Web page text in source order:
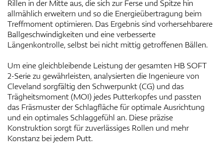
Rillen in der Mitte aus, die sich zur Ferse und Spitze hin
allmählich erweitern und so die Energieübertragung beim
Treffmoment optimieren. Das Ergebnis sind vorhersehbarere
Ballgeschwindigkeiten und eine verbesserte
Längenkontrolle, selbst bei nicht mittig getroffenen Bällen.
Um eine gleichbleibende Leistung der gesamten HB SOFT
2-Serie zu gewährleisten, analysierten die Ingenieure von
Cleveland sorgfältig den Schwerpunkt (CG) und das
Trägheitsmoment (MOI) jedes Putterkopfes und passten
das Fräsmuster der Schlagfläche für optimale Ausrichtung
und ein optimales Schlaggefühl an. Diese präzise
Konstruktion sorgt für zuverlässiges Rollen und mehr
Konstanz bei jedem Putt.